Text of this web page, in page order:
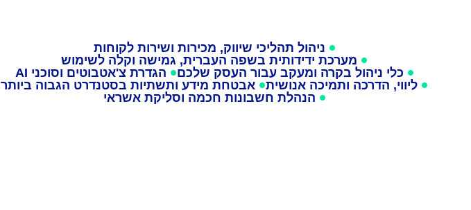
ניהול תהליכי שיווק, מכירות ושירות לקוחות
מערכת ידידותית בשפה העברית, גמישה וקלה לשימוש
כלי ניהול בקרה ומעקב עבור העסק שלכם
הגדרת צ'אטבוטים וסוכני AI
ליווי, הדרכה ותמיכה אנושית
אבטחת מידע ותשתיות בסטנדרט הגבוה ביותר
הנהלת חשבונות חכמה וסליקת אשראי